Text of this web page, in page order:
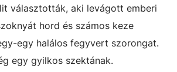
választották, aki levágott emberi
hord és számos keze
egy halálos fegyvert szorongat.
egy gyilkos szektának.